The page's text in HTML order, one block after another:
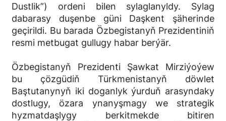
Dustlik”) ordeni bilen sylaglanyldy. Sylag
dabarasy duşenbe güni Daşkent şäherinde
geçirildi. Bu barada Özbegistanyň Prezidentiniň
resmi metbugat gullugy habar berýär.
Özbegistanyň Prezidenti Şawkat Mirziýoýew
bu çözgüdiň Türkmenistanyň döwlet
Baştutanynyň iki doganlyk ýurduň arasyndaky
dostlugy, özara ynanyşmagy we strategik
hyzmatdaşlygy berkitmekde bitiren